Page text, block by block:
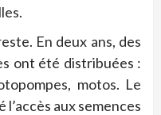
En deux ans, des
ont été distribuées :
motos. Le
aux semences